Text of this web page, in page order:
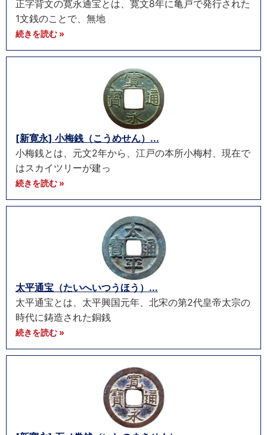
正字背文の寛永通宝とは、寛文8年に亀戸で発行された
1文銭のことで、無地
続きを読む »
[新寛永] 小梅銭（こうめせん）...
小梅銭とは、元文2年から、江戸の本所小梅村、現在で
はスカイツリーが建っ
続きを読む »
太平通宝（たいへいつうほう）...
太平通宝とは、太平興国元年、北宋の第2代皇帝太宗の
時代に鋳造された銅銭
続きを読む »